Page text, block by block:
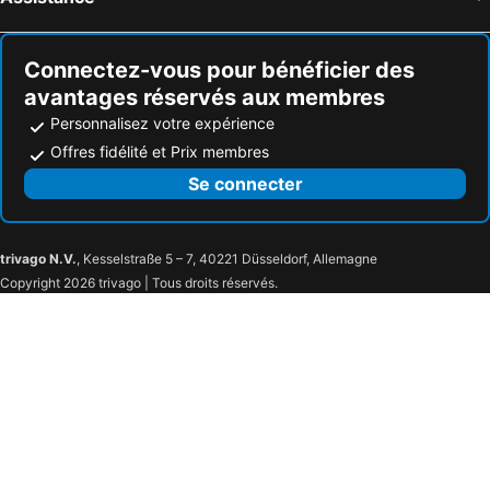
Connectez-vous pour bénéficier des
avantages réservés aux membres
Personnalisez votre expérience
Offres fidélité et Prix membres
Se connecter
trivago N.V., Kesselstraße 5 – 7, 40221 Düsseldorf, Allemagne
Copyright 2026 trivago | Tous droits réservés.